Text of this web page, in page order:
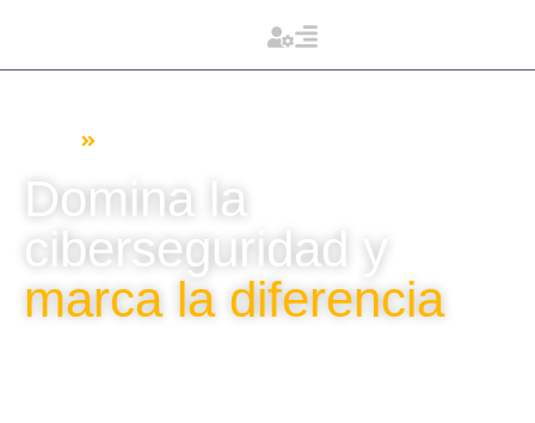
Domina la
ciberseguridad y
marca la diferencia